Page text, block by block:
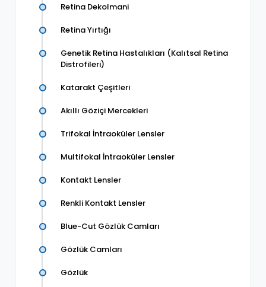
Retina Dekolmani
Retina Yırtığı
Genetik Retina Hastalıkları (Kalıtsal Retina
Distrofileri)
Katarakt Çeşitleri
Akıllı Göziçi Mercekleri
Trifokal İntraoküler Lensler
Multifokal İntraoküler Lensler
Kontakt Lensler
Renkli Kontakt Lensler
Blue-Cut Gözlük Camları
Gözlük Camları
Gözlük